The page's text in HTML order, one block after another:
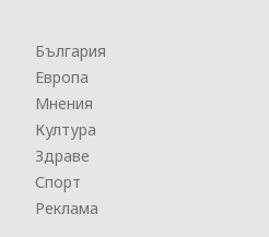
България
Европа
Мнения
Култура
Здраве
Спорт
Реклама